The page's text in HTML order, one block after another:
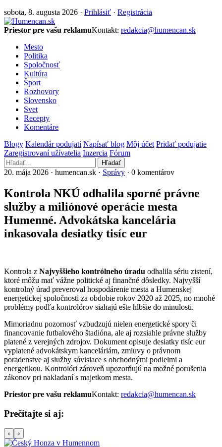
sobota, 8. augusta 2026 · Prihlásiť · Registrácia
Priestor pre vašu reklamuKontakt: redakcia@humencan.sk
Mesto
Politika
Spoločnosť
Kultúra
Šport
Rozhovory
Slovensko
Svet
Recepty
Komentáre
Blogy Kalendár podujatí Napísať blog Môj účet Pridať podujatie
Zaregistrovaní užívatelia Inzercia Fórum
Hľadať
20. mája 2026 · humencan.sk · Správy · 0 komentárov
Kontrola NKÚ odhalila sporné právne
služby a miliónové operácie mesta
Humenné. Advokátska kancelária
inkasovala desiatky tisíc eur
Kontrola z Najvyššieho kontrólneho úradu odhalila sériu zistení,
ktoré môžu mať vážne politické aj finančné dôsledky. Najvyšší
kontrolný úrad preveroval hospodárenie mesta a Humenskej
energetickej spoločnosti za obdobie rokov 2020 až 2025, no mnohé
problémy podľa kontrolórov siahajú ešte hlbšie do minulosti.
Mimoriadnu pozornosť vzbudzujú nielen energetické spory či
financovanie futbalového štadióna, ale aj rozsiahle právne služby
platené z verejných zdrojov. Dokument opisuje desiatky tisíc eur
vyplatené advokátskym kanceláriám, zmluvy o právnom
poradenstve aj služby súvisiace s obchodnými podielmi a
energetikou. Kontrolóri zároveň upozorňujú na možné porušenia
zákonov pri nakladaní s majetkom mesta.
Priestor pre vašu reklamuKontakt: redakcia@humencan.sk
Prečítajte si aj:
‹ ›